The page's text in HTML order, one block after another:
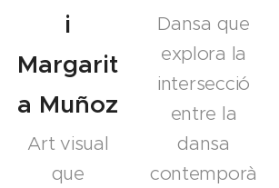
i
Margarit
a Muñoz
Art visual
que
Dansa que
explora la
intersecció
entre la
dansa
contemporà